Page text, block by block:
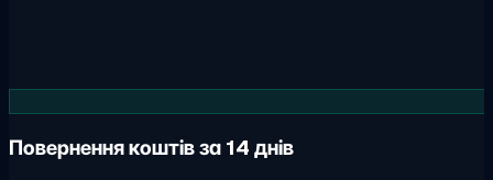
Повернення коштів за 14 днів